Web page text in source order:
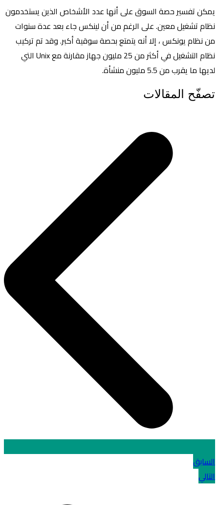
يمكن تفسير حصة السوق على أنها عدد الأشخاص الذين يستخدمون
نظام تشغيل معين. على الرغم من أن لينكس جاء بعد عدة سنوات
من نظام يونكس ، إلا أنه يتمتع بحصة سوقية أكبر. وقد تم تركيب
نظام التشغيل في أكثر من 25 مليون جهاز مقارنة مع Unix التي
لديها ما يقرب من 5.5 مليون منشأة.
تصفّح المقالات
السابق
التالي